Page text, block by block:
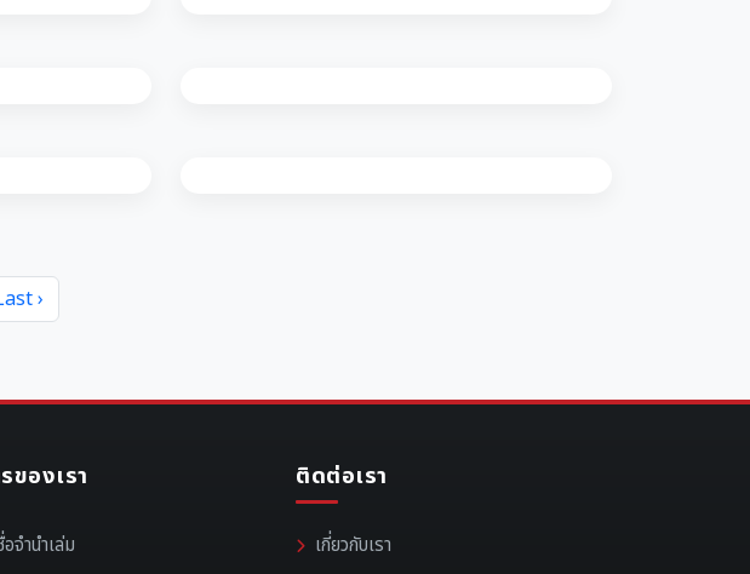
›
ของเรา
จำนำเล่ม
ติดต่อเรา
เกี่ยวกับเรา